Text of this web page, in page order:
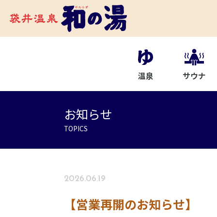
温泉 サウナ
お知らせ
TOPICS
2026.06.19
【営業再開のお知らせ】